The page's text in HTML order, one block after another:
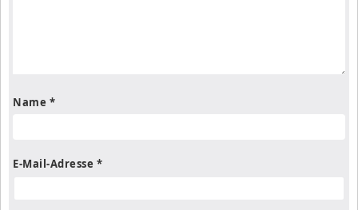
Name *
E-Mail-Adresse *